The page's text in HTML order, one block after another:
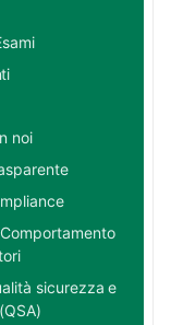
noi
sicurezza e